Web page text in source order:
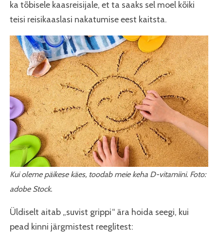
ka tõbisele kaasreisijale, et ta saaks sel moel kõiki
teisi reisikaaslasi nakatumise eest kaitsta.
Kui oleme päikese käes, toodab meie keha D-vitamiini. Foto:
adobe Stock.
Üldiselt aitab „suvist grippi“ ära hoida seegi, kui
pead kinni järgmistest reeglitest: